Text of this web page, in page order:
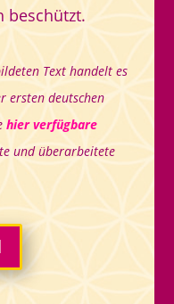
beschützt.
Text handelt es
ersten deutschen
hier verfügbare
und überarbeitete